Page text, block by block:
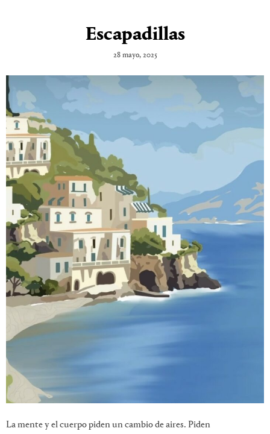
Escapadillas
28 mayo, 2025
La mente y el cuerpo piden un cambio de aires. Piden